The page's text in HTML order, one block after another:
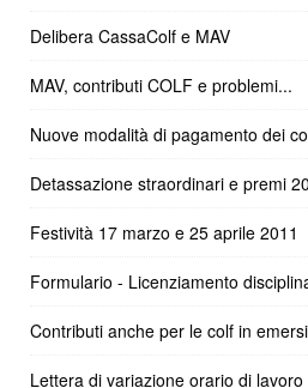
Delibera CassaColf e MAV
MAV, contributi COLF e problemi...
Nuove modalità di pagamento dei
Detassazione straordinari e premi
Festività 17 marzo e 25 aprile 2011
Formulario - Licenziamento
Contributi anche per le colf in
Lettera di variazione orario di lavoro